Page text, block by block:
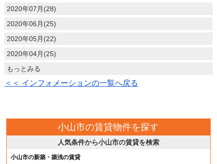
2020年07月(28)
2020年06月(25)
2020年05月(22)
2020年04月(25)
もっとみる
＜＜ インフォメーションの一覧へ戻る
小山市の賃貸物件を探す
人気条件から小山市の賃貸を検索
小山市の新築・築浅の賃貸